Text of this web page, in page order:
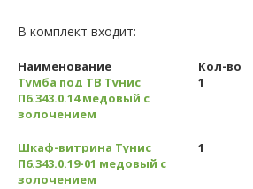
В комплект входит:
Наименование Кол-во
Тумба под ТВ Тунис
П6.343.0.14 медовый с
золочением
1
Шкаф-витрина Тунис
П6.343.0.19-01 медовый с
золочением
1